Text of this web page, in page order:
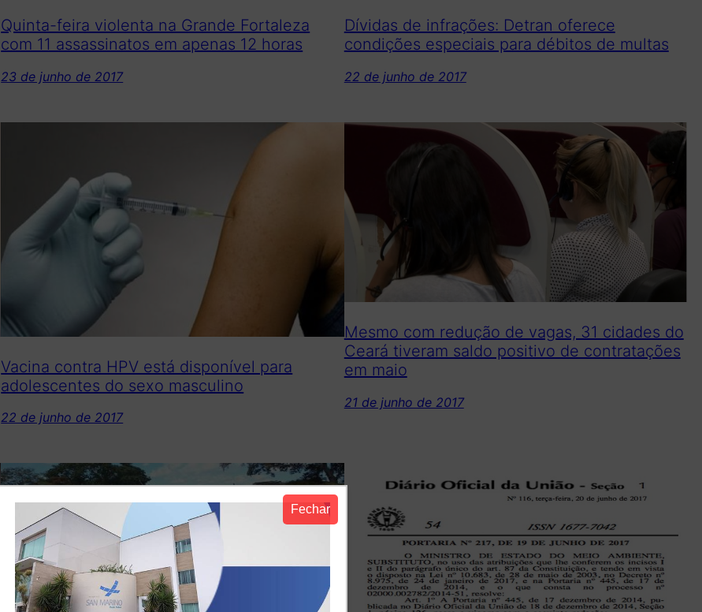
Fechar
Quinta-feira violenta na Grande Fortaleza
com 11 assassinatos em apenas 12 horas
23 de junho de 2017
Dívidas de infrações: Detran oferece
condições especiais para débitos de multas
22 de junho de 2017
Vacina contra HPV está disponível para
adolescentes do sexo masculino
22 de junho de 2017
Mesmo com redução de vagas, 31 cidades do
Ceará tiveram saldo positivo de contratações
em maio
21 de junho de 2017